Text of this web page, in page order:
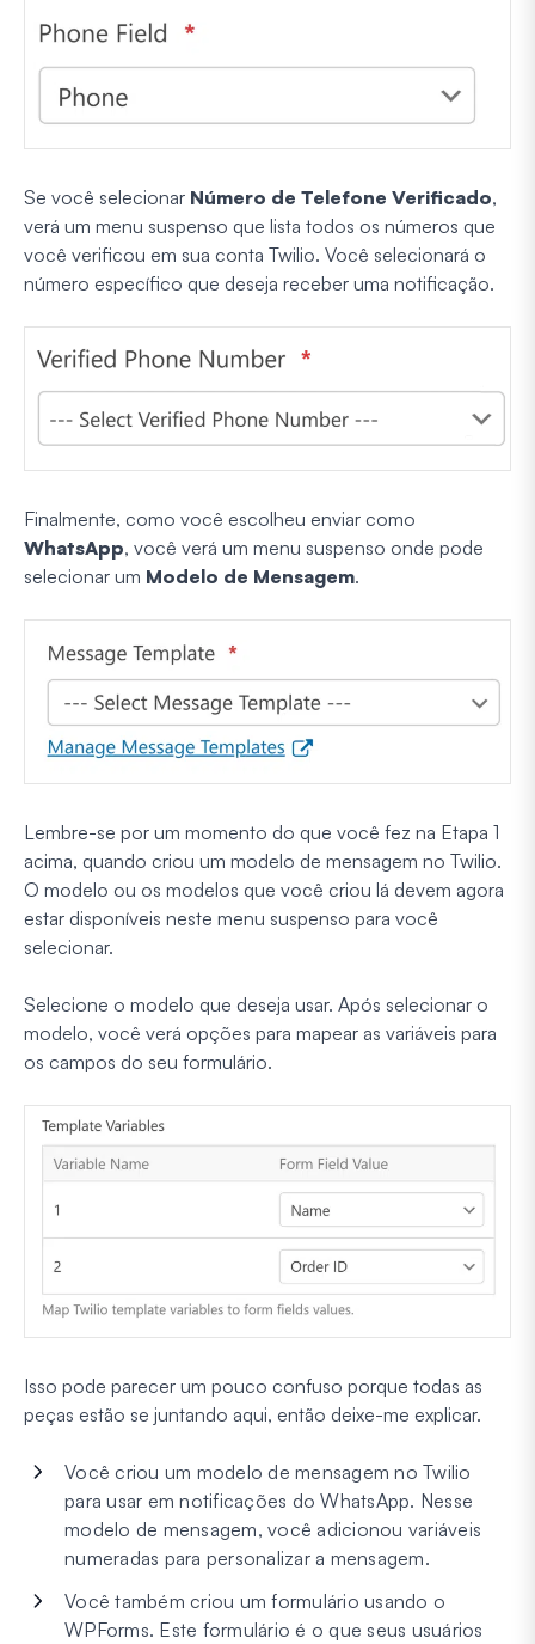
Se você selecionar Número de Telefone Verificado,
verá um menu suspenso que lista todos os números que
você verificou em sua conta Twilio. Você selecionará o
número específico que deseja receber uma notificação.
Finalmente, como você escolheu enviar como
WhatsApp, você verá um menu suspenso onde pode
selecionar um Modelo de Mensagem.
Lembre-se por um momento do que você fez na Etapa 1
acima, quando criou um modelo de mensagem no Twilio.
O modelo ou os modelos que você criou lá devem agora
estar disponíveis neste menu suspenso para você
selecionar.
Selecione o modelo que deseja usar. Após selecionar o
modelo, você verá opções para mapear as variáveis para
os campos do seu formulário.
Isso pode parecer um pouco confuso porque todas as
peças estão se juntando aqui, então deixe-me explicar.
Você criou um modelo de mensagem no Twilio
para usar em notificações do WhatsApp. Nesse
modelo de mensagem, você adicionou variáveis
numeradas para personalizar a mensagem.
Você também criou um formulário usando o
WPForms. Este formulário é o que seus usuários